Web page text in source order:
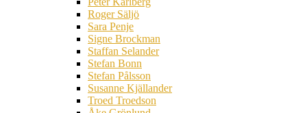
Roger Säljö
Sara Penje
Signe Brockman
Staffan Selander
Stefan Bonn
Stefan Pålsson
Susanne Kjällander
Troed Troedson